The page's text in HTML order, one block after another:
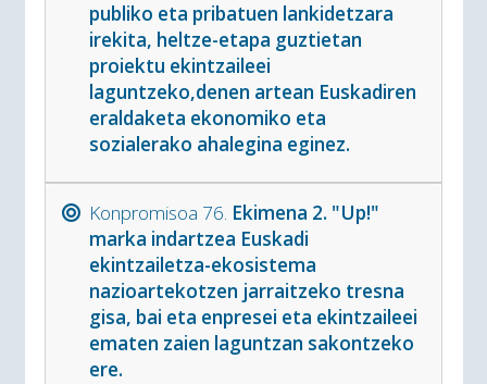
publiko eta pribatuen lankidetzara
irekita, heltze-etapa guztietan
proiektu ekintzaileei
laguntzeko,denen artean Euskadiren
eraldaketa ekonomiko eta
sozialerako ahalegina eginez.
Konpromisoa 76. Ekimena 2. "Up!"
marka indartzea Euskadi
ekintzailetza-ekosistema
nazioartekotzen jarraitzeko tresna
gisa, bai eta enpresei eta ekintzaileei
ematen zaien laguntzan sakontzeko
ere.